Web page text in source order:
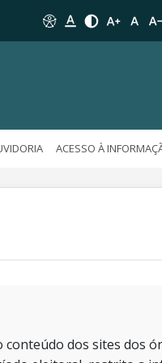
ACESSO À
conteúdo dos sites